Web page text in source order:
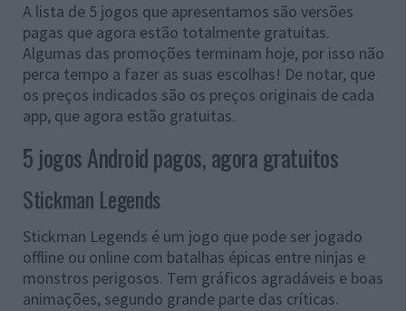
A lista de 5 jogos que apresentamos são versões
pagas que agora estão totalmente gratuitas.
Algumas das promoções terminam hoje, por isso não
perca tempo a fazer as suas escolhas! De notar, que
os preços indicados são os preços originais de cada
app, que agora estão gratuitas.
5 jogos Android pagos, agora gratuitos
Stickman Legends
Stickman Legends é um jogo que pode ser jogado
offline ou online com batalhas épicas entre ninjas e
monstros perigosos. Tem gráficos agradáveis e boas
animações, segundo grande parte das críticas.